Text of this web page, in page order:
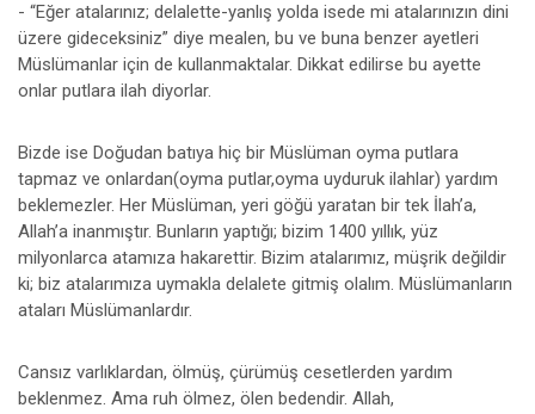
- “Eğer atalarınız; delalette-yanlış yolda isede mi atalarınızın dini
üzere gideceksiniz” diye mealen, bu ve buna benzer ayetleri
Müslümanlar için de kullanmaktalar. Dikkat edilirse bu ayette
onlar putlara ilah diyorlar.
Bizde ise Doğudan batıya hiç bir Müslüman oyma putlara
tapmaz ve onlardan(oyma putlar,oyma uyduruk ilahlar) yardım
beklemezler. Her Müslüman, yeri göğü yaratan bir tek İlah’a,
Allah’a inanmıştır. Bunların yaptığı; bizim 1400 yıllık, yüz
milyonlarca atamıza hakarettir. Bizim atalarımız, müşrik değildir
ki; biz atalarımıza uymakla delalete gitmiş olalım. Müslümanların
ataları Müslümanlardır.
Cansız varlıklardan, ölmüş, çürümüş cesetlerden yardım
beklenmez. Ama ruh ölmez, ölen bedendir. Allah,